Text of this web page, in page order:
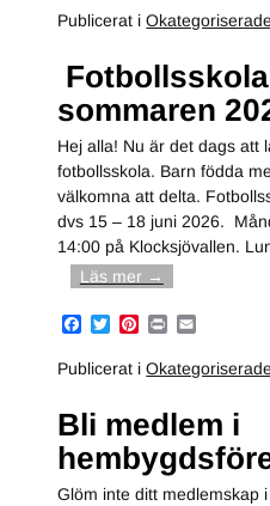
c
e
o
o
k
i
t
e
r
n
t
r
e
s
i
n
a
i
Publicerat i Okategoriserade
sommaren
Hej alla! Nu är det dags att
fotbollsskola. Barn födda
välkomna att delta.
dvs 15 – 18 juni 2026.
14:00 på Klocksjövallen.
Läs mer →
F
c
e
o
o
k
T
i
t
e
r
P
n
t
r
e
s
t
P
i
n
a
i
Publicerat i Okategoriserade
Bli medlem i
Glöm inte ditt medlemskap